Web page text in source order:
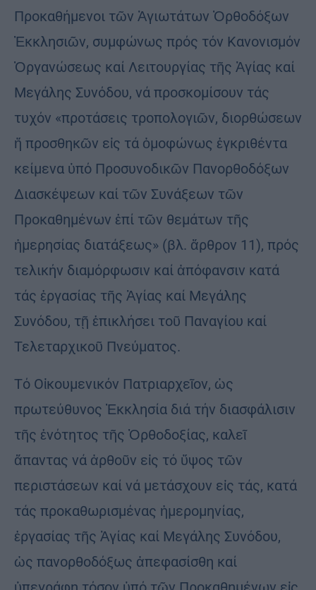
Προκαθήμενοι τῶν Ἁγιωτάτων Ὀρθοδόξων
Ἐκκλησιῶν, συμφώνως πρός τόν Κανονισμόν
Ὀργανώσεως καί Λειτουργίας τῆς Ἁγίας καί
Μεγάλης Συνόδου, νά προσκομίσουν τάς
τυχόν «προτάσεις τροπολογιῶν, διορθώσεων
ἤ προσθηκῶν εἰς τά ὁμοφώνως ἐγκριθέντα
κείμενα ὑπό Προσυνοδικῶν Πανορθοδόξων
Διασκέψεων καί τῶν Συνάξεων τῶν
Προκαθημένων ἐπί τῶν θεμάτων τῆς
ἡμερησίας διατάξεως» (βλ. ἄρθρον 11), πρός
τελικήν διαμόρφωσιν καί ἀπόφανσιν κατά
τάς ἐργασίας τῆς Ἁγίας καί Μεγάλης
Συνόδου, τῇ ἐπικλήσει τοῦ Παναγίου καί
Τελεταρχικοῦ Πνεύματος.
Τό Οἰκουμενικόν Πατριαρχεῖον, ὡς
πρωτεύθυνος Ἐκκλησία διά τήν διασφάλισιν
τῆς ἑνότητος τῆς Ὀρθοδοξίας, καλεῖ
ἅπαντας νά ἀρθοῦν εἰς τό ὕψος τῶν
περιστάσεων καί νά μετάσχουν εἰς τάς, κατά
τάς προκαθωρισμένας ἡμερομηνίας,
ἐργασίας τῆς Ἁγίας καί Μεγάλης Συνόδου,
ὡς πανορθοδόξως ἀπεφασίσθη καί